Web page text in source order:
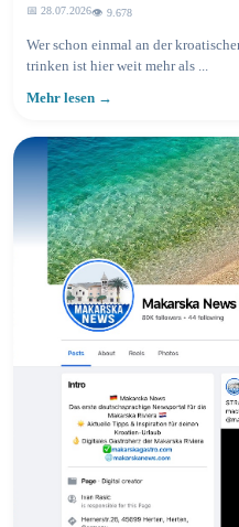
📅 28.07.2026👁️ 9.678
Wer schon einmal an der
trinken ist hier weit mehr als ...
Mehr lesen →